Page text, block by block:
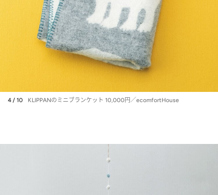
4 / 10 KLIPPANのミニブランケット 10,000円／ecomfortHouse